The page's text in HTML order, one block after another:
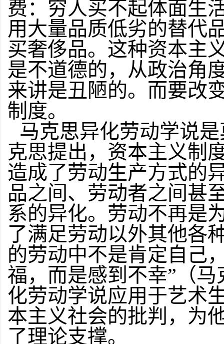
费：穷人买不起体面生
用大量品质低劣的替代
买奢侈品。这种资本主
是不道德的，从政治角
来讲是丑陋的。而要改
制度。
马克思异化劳动学说
克思提出，资本主义制
造成了劳动生产方式的
品之间、劳动者之间甚
系的异化。劳动不再是
了满足劳动以外其他各
的劳动中不是肯定自己
福，而是感到不幸”（
化劳动学说应用于艺术
本主义社会的批判，为
了理论支撑。